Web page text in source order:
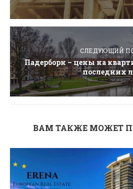
СЛЕДУЮЩИЙ
Падерборн – цены на
последних
ВАМ ТАКЖЕ МОЖЕТ